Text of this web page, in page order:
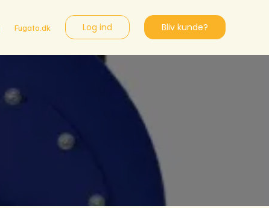
Fugato.dk Log ind Bliv kunde?